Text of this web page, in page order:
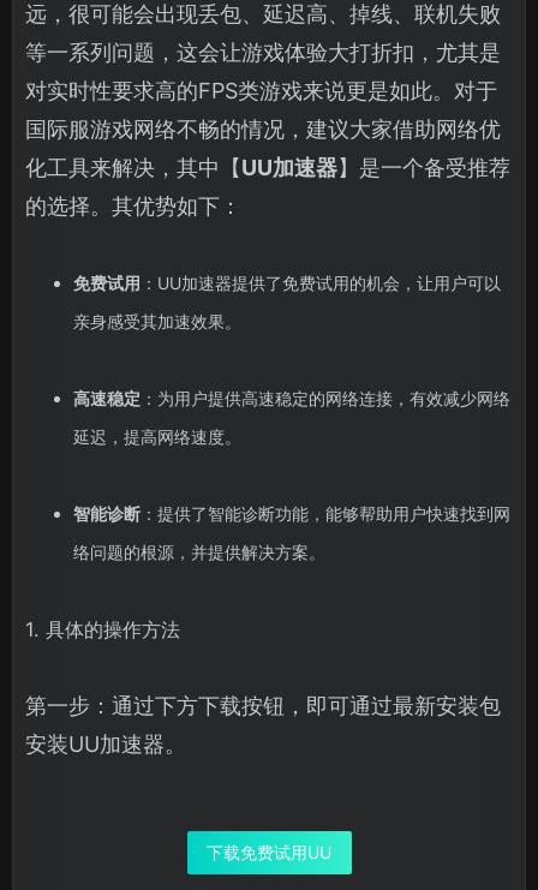
远，很可能会出现丢包、延迟高、掉线、联机失败
等一系列问题，这会让游戏体验大打折扣，尤其是
对实时性要求高的FPS类游戏来说更是如此。对于
国际服游戏网络不畅的情况，建议大家借助网络优
化工具来解决，其中【UU加速器】是一个备受推荐
的选择。其优势如下：
免费试用 ：UU加速器提供了免费试用的机会，让用户可以
亲身感受其加速效果。
高速稳定 ：为用户提供高速稳定的网络连接，有效减少网络
延迟，提高网络速度。
智能诊断：提供了智能诊断功能，能够帮助用户快速找到网
络问题的根源，并提供解决方案。
1. 具体的操作方法
第一步：通过下方下载按钮，即可通过最新安装包
安装UU加速器。
下载免费试用UU